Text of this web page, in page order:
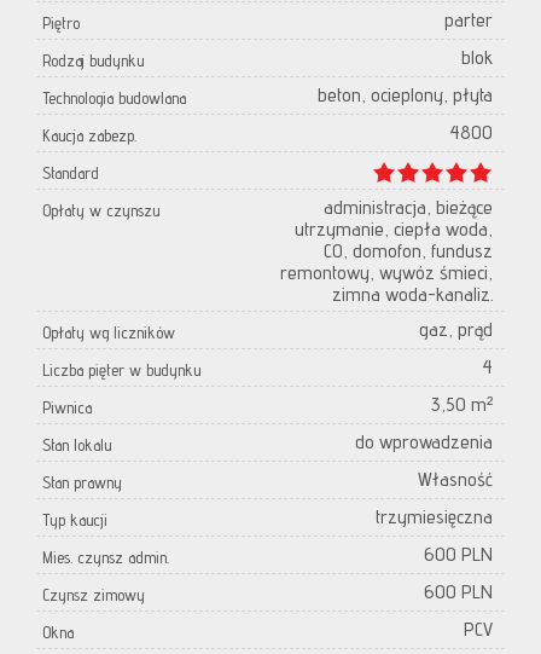
Piętro parter
Rodzaj budynku blok
Technologia budowlana beton, ocieplony, płyta
Kaucja zabezp. 4800
Standard
Opłaty w czynszu
administracja, bieżące
utrzymanie, ciepła woda,
CO, domofon, fundusz
remontowy, wywóz śmieci,
zimna woda-kanaliz.
Opłaty wg liczników gaz, prąd
Liczba pięter w budynku 4
Piwnica 3,50 m²
Stan lokalu do wprowadzenia
Stan prawny Własność
Typ kaucji trzymiesięczna
Mies. czynsz admin. 600 PLN
Czynsz zimowy 600 PLN
Okna PCV